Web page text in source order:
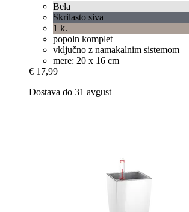
Bela
Skrilasto siva
1 k.
popoln komplet
vključno z namakalnim sistemom
mere: 20 x 16 cm
€ 17,99
Dostava do 31 avgust